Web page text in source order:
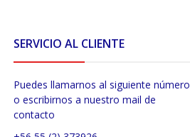
SERVICIO AL CLIENTE
Puedes llamarnos al siguiente número
o escribirnos a nuestro mail de
contacto